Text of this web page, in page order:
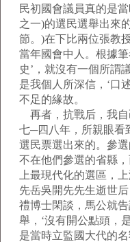
民初國會議員真的是
之一)的選民選舉出來
節。)在下比兩位張教
當年國會中人。根據
史’，就沒有一個所謂
是我個人所深信，‘口
不足的緣故。
再者，抗戰后，我自
七─四八年，所親眼看
選民票選出來的。參
不在他們參選的省縣
上最現代化的選區，
先岳吳開先先生逝世
禮博士閑談，馬公就
舉，‘沒有開公點頭，
是當時立監國大代的